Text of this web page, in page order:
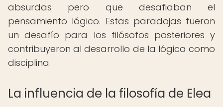
absurdas pero que desafiaban el
pensamiento lógico. Estas paradojas fueron
un desafío para los filósofos posteriores y
contribuyeron al desarrollo de la lógica como
disciplina.
La influencia de la filosofía de Elea